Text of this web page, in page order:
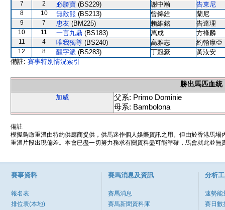
7 2 必勝寶 (BS229) 謝中瀚 告東尼
8 10 無敵熊 (BS213) 曾錦銓 蘭尼
9 7 忠友 (BM225) 賴維銘 告達理
10 11 一言九鼎 (BS183) 萬成 方祿麟
11 4 唯我獨尊 (BS240) 高雅志 約翰摩亞
12 8 醒字派 (BS283) 丁冠豪
黃汝安
備註: 賽事特別情況索引
勝出馬匹血統
加威
父系: Primo Dominie
母系: Bambolona
備註
模擬鳥瞰重溫由特約供應商提供，供馬迷作個人娛樂資訊之用。但由於香港馬
重溫片段出現偏差。本會已盡一切努力務求有關資料盡可能準確，馬會就此並
賽事資料
報名表
排位表(本地)
賽馬消息及資訊
賽馬消息
賽馬新聞資料庫
分析
速勢能
賽日數